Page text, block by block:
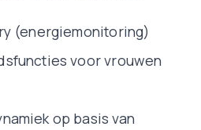
(energiemonitoring)
voor vrouwen
op basis van